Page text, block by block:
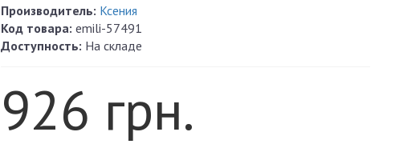
Производитель: Ксения
Код товара: emili-57491
Доступность: На складе
926 грн.